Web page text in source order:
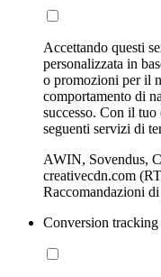
Accettando questi
personalizzata in
o promozioni per il
comportamento di
successo. Con il
seguenti servizi di
AWIN, Sovendus,
creativecdn.com
Raccomandazioni
Conversion tracking